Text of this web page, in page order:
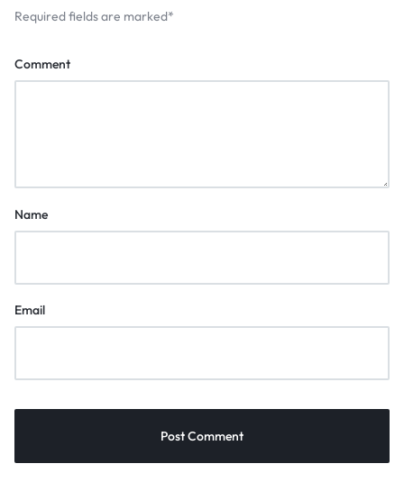
Required fields are marked*
Comment
Name
Email